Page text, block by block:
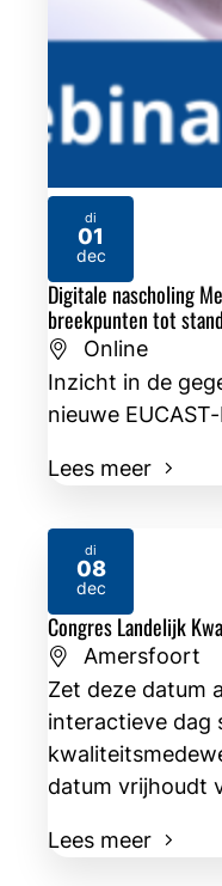
Digitale nascholing
breekpunten tot
Online
Inzicht in de
nieuwe
Lees meer
di
01
dec
2026
Congres Landelijk
Amersfoort
Zet deze datum
interactieve dag
datum vrijhoudt
Lees meer
di
08
dec
2026